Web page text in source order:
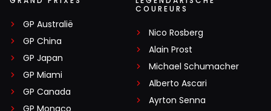
GP Australië
GP China
GP Japan
GP Miami
GP Canada
GP Monaco
COUREURS
Nico Rosberg
Alain Prost
Michael Schumacher
Alberto Ascari
Ayrton Senna